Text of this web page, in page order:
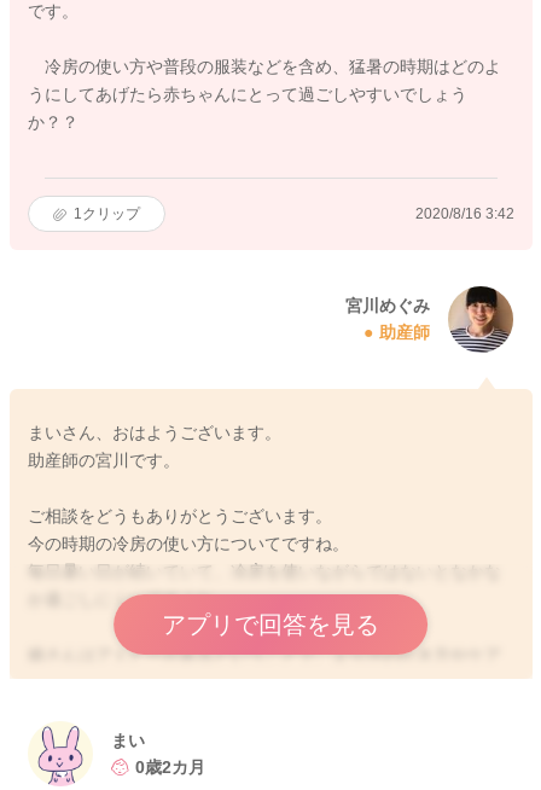
です。
冷房の使い方や普段の服装などを含め、猛暑の時期はどのよ
うにしてあげたら赤ちゃんにとって過ごしやすいでしょう
か？？
1 クリップ 2020/8/16 3:42
宮川めぐみ
助産師
まいさん、おはようございます。
助産師の宮川です。
ご相談をどうもありがとうございます。
今の時期の冷房の使い方についてですね。
毎日暑い日が続いていて、冷房を使いながらではないとなかな
か過ごしにくいですよね。
娘さんはアトピーがあるということで、より汗のかき方やケア
のことも含めて気になると思います。
よね。赤ちゃんも同じように冷えていると思います。
汗をかくことでも身体の中のいらないものを出すことになりま
アプリで回答を見る
まい
0歳2カ月